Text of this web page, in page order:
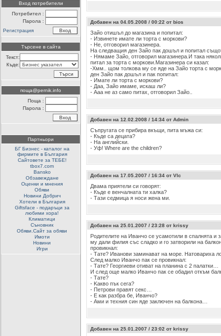
Вход потребители
Потребител :
Парола :
Регистрация
Търсене в сайта
Текст:
Къде:
поща@pernik.info
Поща :
Парола :
Партньори
БГ Бизнес - каталог на
фирмите в България
Сайтовете за ТЕБЕ!
tbox7.com
Bansko
Обзавеждане
Оценки и мнения
Обяви
Новини Добрич
Хотели в България
Giftsface - подаръци за
любими хора!
Климатици
Съновник
Обяви.Сайт за обяви
Имоти
Новини
Игри
Добавен на 04.05.2008 / 00:22 от bios
Зайо отишъл до магазина и попитал:
- Извинете имате ли торта с моркови?
- Не, отговорил магазинера.
На следващия ден Зайо пак дошъл и попитал
- Нямаме Зайо, отговорил магазинера.И така
питал за торта с моркови.Магазинера си казал:
-Хмм.. щом толкова му се яде на Зайо торта с
ден Зайо пак дошъл и пак попитал:
- Имате ли торта с моркови?
- Даа, Зайо имаме, искаш ли?
- Ааа не аз само питах, отговорил Зайо..
Добавен на 12.02.2008 / 14:34 от Admin
Съпругата се прибира вкъщи, пита мъжа си:
- Къде са децата?
- На английски.
- Уф! Where are the children?
Добавен на 17.05.2007 / 16:34 от Vlc
Двама приятели си говорят:
- Къде е венчалната ти халка?
- Тази седмица я носи жена ми.
Добавен на 25.01.2007 / 23:28 от krissy
Родителите на Иванчо се усамотили в спалнята и
му дали филия със сладко и го затворили на
провикнал:
- Тате? Иванови заминават на море. Натовариха
След малко Иванчо пак се провикнал:
- Тате? Георгиеви отиват на планина с 2 палатки…
И след още малко Иванчо пак се обадил откъм
- Тате?
- Kакво пък сега?
- Петрови правят секс…
- Е как разбра бе, Иванчо?
- Ами и техния син яде заключен на балкона…
Добавен на 25.01.2007 / 23:02 от krissy